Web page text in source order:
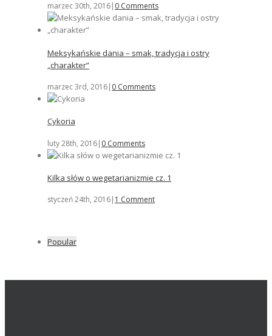
marzec 30th, 2016| 0 Comments
Meksykańskie dania – smak, tradycja i ostry
„charakter”
marzec 3rd, 2016| 0 Comments
Cykoria
luty 28th, 2016| 0 Comments
Kilka słów o wegetarianizmie cz. 1
styczeń 24th, 2016| 1 Comment
Popular